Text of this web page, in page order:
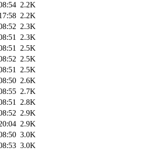
2.2K
2.2K
2.3K
2.3K
2.5K
2.5K
2.5K
2.6K
2.7K
2.8K
2.9K
2.9K
3.0K
3.0K